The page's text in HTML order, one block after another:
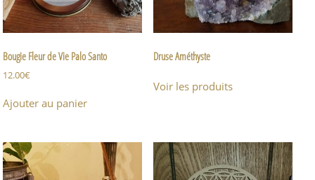
Bougie Fleur de Vie Palo Santo
12.00€
Ajouter au panier
Druse Améthyste
Voir les produits